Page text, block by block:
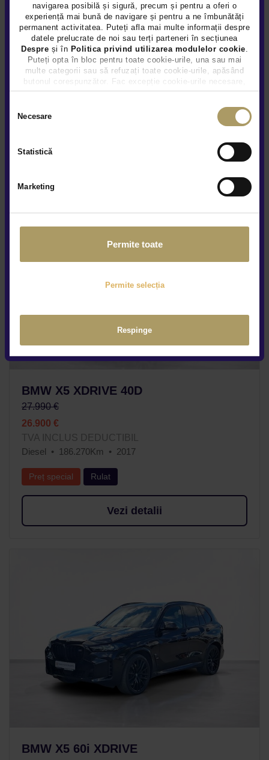
navigarea posibilă și sigură, precum și pentru a oferi o
experiență mai bună de navigare și pentru a ne îmbunătăți
permanent activitatea. Puteți afla mai multe informații despre
datele prelucrate de noi sau terți parteneri în secțiunea
Despre și în Politica privind utilizarea modulelor cookie
Puteți opta în bloc pentru toate cookie-urile, una sau mai
multe categorii sau să refuzați toate cookie-urile, apăsând
butonul corespunzător. Fac excepție cookie-urile necesare,
care sunt activate automat, conform legislației în vigoare.
Necesare
Statistică
Marketing
Permite toate
Permite selecția
Respinge
BMW X5 50E
74.900 €
72.990 €
TVA INCLUS DEDUCTIBIL
Hybrid Plug-In (benz)
97.523Km 2024
Preț special
BMW X5 XDRIVE 40D
27.990 €
26.900 €
TVA INCLUS DEDUCTIBIL
Diesel
186.270Km 2017
Preț special Rulat
Vezi detalii
BMW X5 60i XDRIVE